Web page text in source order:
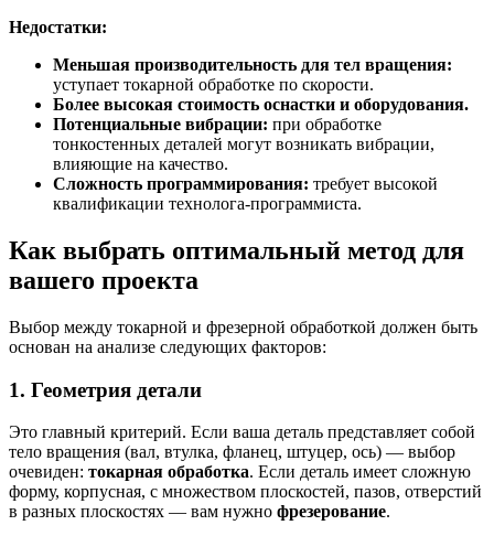
Недостатки:
Меньшая производительность для тел вращения:
уступает токарной обработке по скорости.
Более высокая стоимость оснастки и оборудования.
Потенциальные вибрации: при обработке
тонкостенных деталей могут возникать вибрации,
влияющие на качество.
Сложность программирования: требует высокой
квалификации технолога-программиста.
Как выбрать оптимальный метод для
вашего проекта
Выбор между токарной и фрезерной обработкой должен быть
основан на анализе следующих факторов:
1. Геометрия детали
Это главный критерий. Если ваша деталь представляет собой
тело вращения (вал, втулка, фланец, штуцер, ось) — выбор
очевиден: токарная обработка. Если деталь имеет сложную
форму, корпусная, с множеством плоскостей, пазов, отверстий
в разных плоскостях — вам нужно фрезерование.